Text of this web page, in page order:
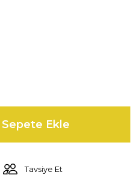
Sepete Ekle
Tavsiye Et